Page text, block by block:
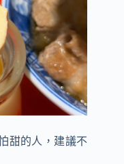
甜的人，建議不